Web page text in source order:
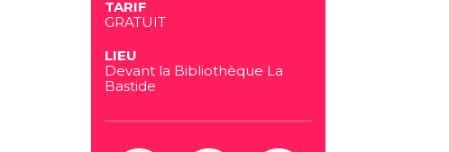
TARIF
GRATUIT
LIEU
Devant la Bibliothèque La
Bastide